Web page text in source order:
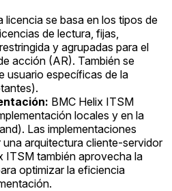
licencia se basa en los tipos de
de lectura, fijas,
y agrupadas para el
acción (AR). También se
usuario específicas de la
BMC Helix ITSM
locales y en la
Las implementaciones
una arquitectura cliente-servidor
ITSM también aprovecha la
optimizar la eficiencia